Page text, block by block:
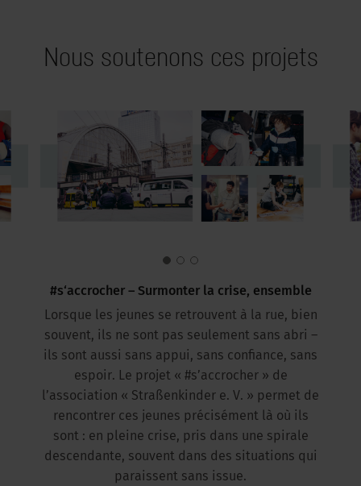
Nous soutenons ces projets
#s‘accrocher – Surmonter la crise, ensemble
Lorsque les jeunes se retrouvent à la rue, bien
souvent, ils ne sont pas seulement sans abri –
ils sont aussi sans appui, sans confiance, sans
espoir. Le projet « #s’accrocher » de
l’association « Straßenkinder e. V. » permet de
rencontrer ces jeunes précisément là où ils
sont : en pleine crise, pris dans une spirale
descendante, souvent dans des situations qui
paraissent sans issue.